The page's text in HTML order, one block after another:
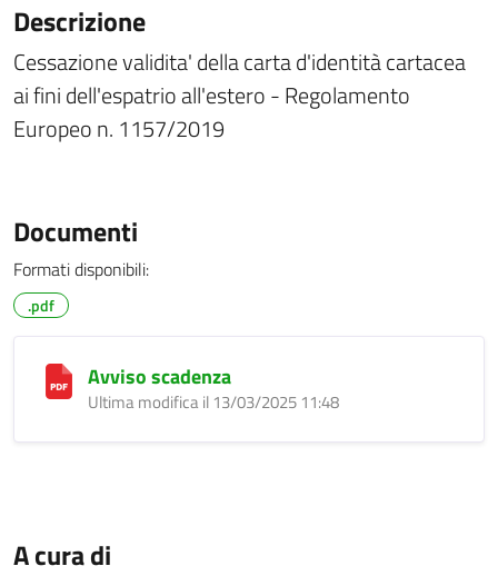
Descrizione
Cessazione validita' della carta d'identità cartacea
ai fini dell'espatrio all'estero - Regolamento
Europeo n. 1157/2019
Documenti
Formati disponibili:
.pdf
Avviso scadenza
Ultima modifica il 13/03/2025 11:48
A cura di